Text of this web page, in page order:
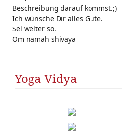
Beschreibung darauf kommst.;)
Ich wünsche Dir alles Gute.
Sei weiter so.
Om namah shivaya
Yoga Vidya